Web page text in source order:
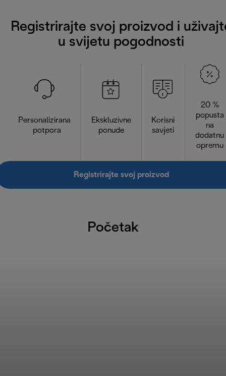
Registrirajte svoj proizvod i
u svijetu pogodnosti
Personalizirana
potpora
Ekskluzivne
ponude
Korisni
savjeti
20 %
popusta
na
dodatnu
opremu
Registrirajte svoj proizvod
Početak